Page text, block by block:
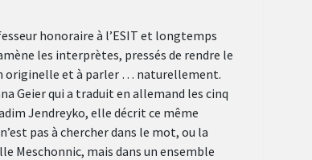
honoraire à l’ESIT et longtemps
les interprètes, pressés de rendre le
originelle et à parler … naturellement.
Geier qui a traduit en allemand les cinq
Jendreyko, elle décrit ce même
pas à chercher dans le mot, ou la
Meschonnic, mais dans un ensemble